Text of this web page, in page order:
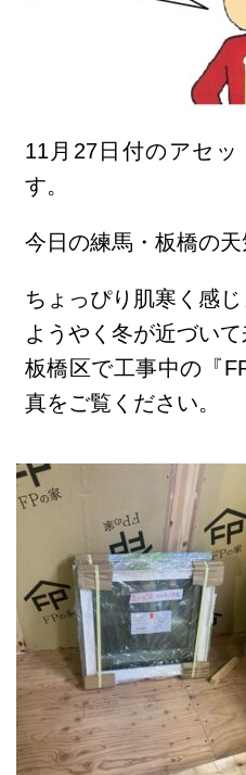
11 月27日 付のアセッ
す。
今日の練馬・板橋の天
ちょっぴり肌寒く感じ
ようやく冬が近づい
板橋区で工事中の『
真をご覧ください。